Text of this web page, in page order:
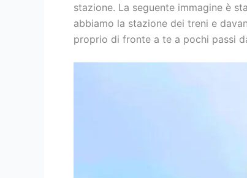
stazione. La seguente immagine è
abbiamo la stazione dei treni e
proprio di fronte a te a pochi passi